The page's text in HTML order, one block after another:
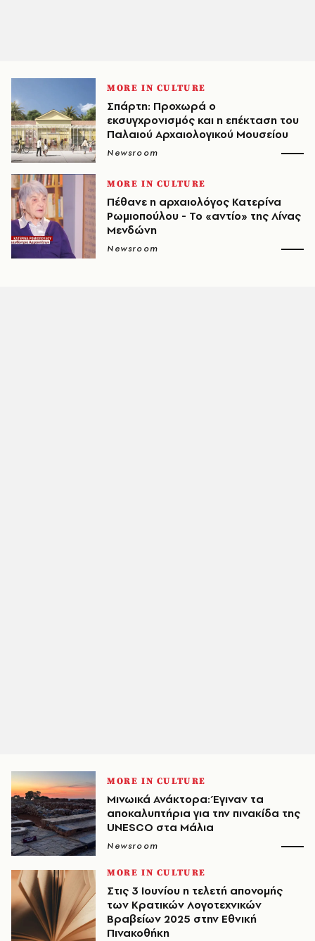
MORE IN CULTURE
Σπάρτη: Προχωρά ο
εκσυγχρονισμός και η επέκταση του
Παλαιού Αρχαιολογικού Μουσείου
Newsroom
MORE IN CULTURE
Πέθανε η αρχαιολόγος Κατερίνα
Ρωμιοπούλου - Το «αντίο» της Λίνας
Μενδώνη
Newsroom
MORE IN CULTURE
Μινωικά Ανάκτορα: Έγιναν τα
αποκαλυπτήρια για την πινακίδα της
UNESCO στα Μάλια
Newsroom
MORE IN CULTURE
Στις 3 Ιουνίου η τελετή απονομής
των Κρατικών Λογοτεχνικών
Βραβείων 2025 στην Εθνική
Πινακοθήκη